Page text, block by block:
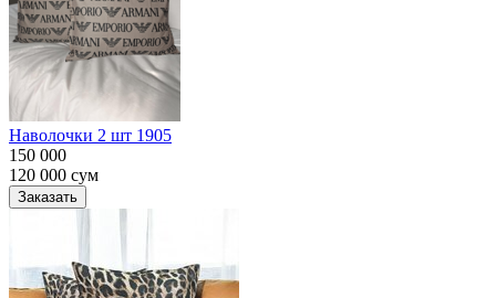
Наволочки 2 шт 1905
150 000
120 000 сум
Заказать